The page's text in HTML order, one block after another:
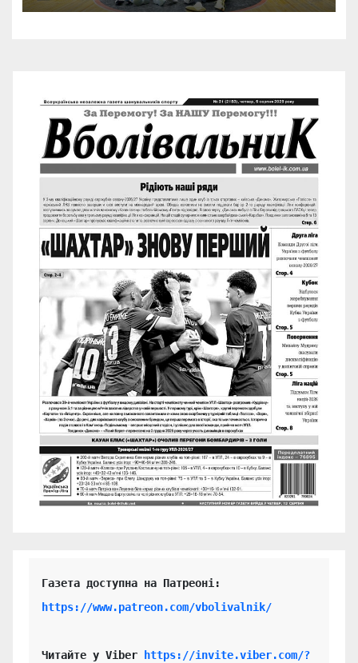
https://www.patreon.com/vbolivalnik/
Читайте у Viber
https://invite.viber.com/?